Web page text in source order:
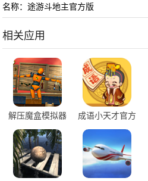
名称：途游斗地主官方版
相关应用
解压魔盒模拟器
下载手机版
成语小天才官方
版